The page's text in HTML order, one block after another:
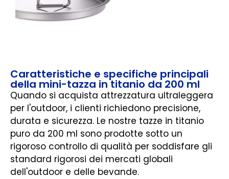
Caratteristiche e specifiche principali
della mini-tazza in titanio da 200 ml
Quando si acquista attrezzatura ultraleggera
per l'outdoor, i clienti richiedono precisione,
durata e sicurezza. Le nostre tazze in titanio
puro da 200 ml sono prodotte sotto un
rigoroso controllo di qualità per soddisfare gli
standard rigorosi dei mercati globali
dell'outdoor e delle bevande.